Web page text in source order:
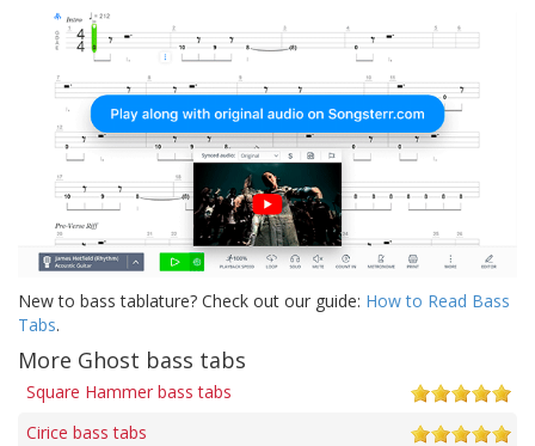
New to bass tablature? Check out our guide: How to Read Bass
Tabs.
More Ghost bass tabs
Square Hammer bass tabs
Cirice bass tabs